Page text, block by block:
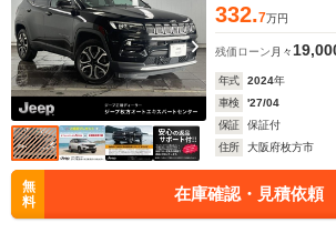
332.7万円
残価ローン 月々
年式 2024年
車検
'27/04
保証
保証付
住所
大阪府枚方市
無
料
在庫確認・見積依頼